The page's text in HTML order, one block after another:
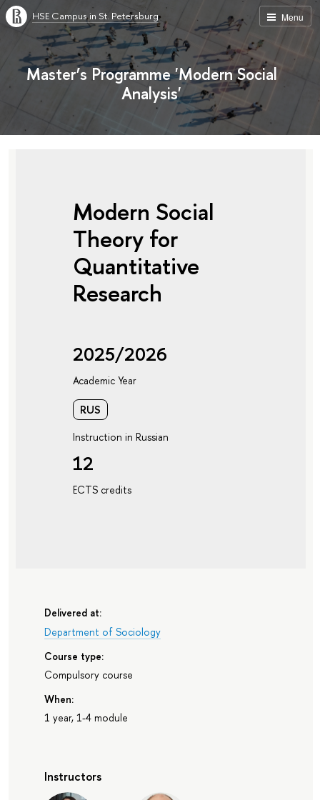
Menu
HSE Campus in St. Petersburg
Master’s Programme 'Modern Social
Analysis'
Modern Social
Theory for
Quantitative
Research
2025/2026
Academic Year
RUS
Instruction in Russian
12
ECTS credits
Delivered at:
Department of Sociology
Course type:
Compulsory course
When:
1 year, 1-4 module
Instructors